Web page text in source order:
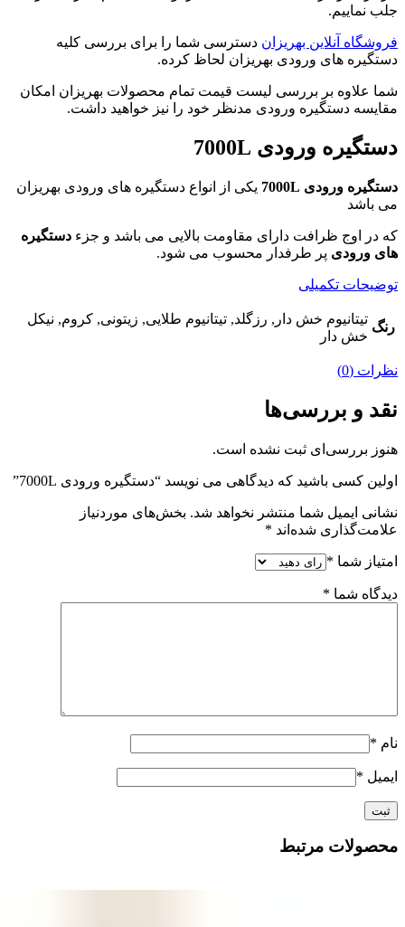
جلب نماییم.
فروشگاه آنلاین بهریزان دسترسی شما را برای بررسی کلیه
دستگیره های ورودی بهریزان لحاظ کرده.
شما علاوه بر بررسی لیست قیمت تمام محصولات بهریزان امکان
مقایسه دستگیره ورودی مدنظر خود را نیز خواهید داشت.
دستگیره ورودی 7000L
دستگیره ورودی 7000L
یکی از انواع دستگیره های ورودی بهریزان
می باشد
که در اوج ظرافت دارای مقاومت بالایی می باشد و جزء دستگیره
های ورودی پر طرفدار محسوب می شود.
توضیحات تکمیلی
رنگ
تیتانیوم خش دار, رزگلد, تیتانیوم طلایی, زیتونی, کروم, نیکل
خش دار
نظرات (0)
نقد و بررسی‌ها
هنوز بررسی‌ای ثبت نشده است.
اولین کسی باشید که دیدگاهی می نویسد “دستگیره ورودی 7000L”
نشانی ایمیل شما منتشر نخواهد شد. بخش‌های موردنیاز
علامت‌گذاری شده‌اند *
امتیاز شما *
دیدگاه شما *
نام *
ایمیل *
محصولات مرتبط